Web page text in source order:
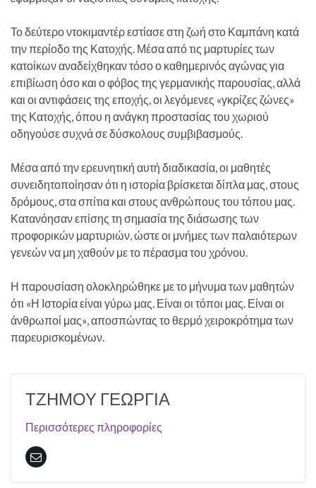
Το δεύτερο ντοκιμαντέρ εστίασε στη ζωή στο Καμπάνη κατά
την περίοδο της Κατοχής. Μέσα από τις μαρτυρίες των
κατοίκων αναδείχθηκαν τόσο ο καθημερινός αγώνας για
επιβίωση όσο και ο φόβος της γερμανικής παρουσίας, αλλά
και οι αντιφάσεις της εποχής, οι λεγόμενες «γκρίζες ζώνες»
της Κατοχής, όπου η ανάγκη προστασίας του χωριού
οδηγούσε συχνά σε δύσκολους συμβιβασμούς.
Μέσα από την ερευνητική αυτή διαδικασία, οι μαθητές
συνειδητοποίησαν ότι η ιστορία βρίσκεται δίπλα μας, στους
δρόμους, στα σπίτια και στους ανθρώπους του τόπου μας.
Κατανόησαν επίσης τη σημασία της διάσωσης των
προφορικών μαρτυριών, ώστε οι μνήμες των παλαιότερων
γενεών να μη χαθούν με το πέρασμα του χρόνου.
Η παρουσίαση ολοκληρώθηκε με το μήνυμα των μαθητών
ότι «Η Ιστορία είναι γύρω μας. Είναι οι τόποι μας. Είναι οι
άνθρωποί μας», αποσπώντας το θερμό χειροκρότημα των
παρευρισκομένων.
ΤΖΗΜΟΥ ΓΕΩΡΓΙΑ
Περισσότερες πληροφορίες